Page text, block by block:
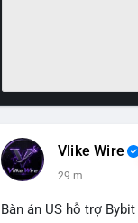
Vlike Wire
29 m
Bàn án US hỗ trợ